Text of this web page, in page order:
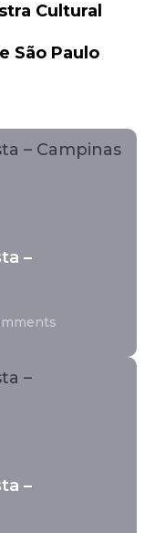
Cultural
São Paulo
–
–